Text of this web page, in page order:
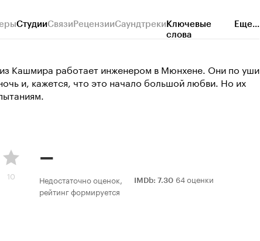
СтудииСвязиРецензииСаундтрекиКлючевые
слова
Еще...
Кашмира работает инженером в Мюнхене. Они по уши
и, кажется, что это начало большой любви. Но их
10
–
Недостаточно оценок,
рейтинг формируется
IMDb: 7.30 64 оценки